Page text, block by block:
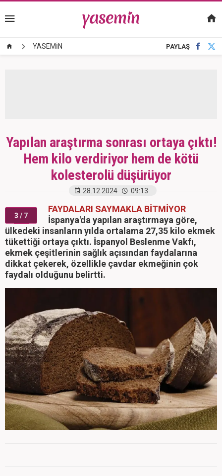
YASEMİN PAYLAŞ
Yapılan araştırma sonrası ortaya çıktı!
Hem kilo verdiriyor hem de kötü
kolesterolü düşürüyor
28.12.2024 09:13
3 / 7
FAYDALARI SAYMAKLA BİTMİYOR
İspanya'da yapılan araştırmaya göre,
ülkedeki insanların yılda ortalama 27,35 kilo ekmek
tükettiği ortaya çıktı. İspanyol Beslenme Vakfı,
ekmek çeşitlerinin sağlık açısından faydalarına
dikkat çekerek, özellikle çavdar ekmeğinin çok
faydalı olduğunu belirtti.